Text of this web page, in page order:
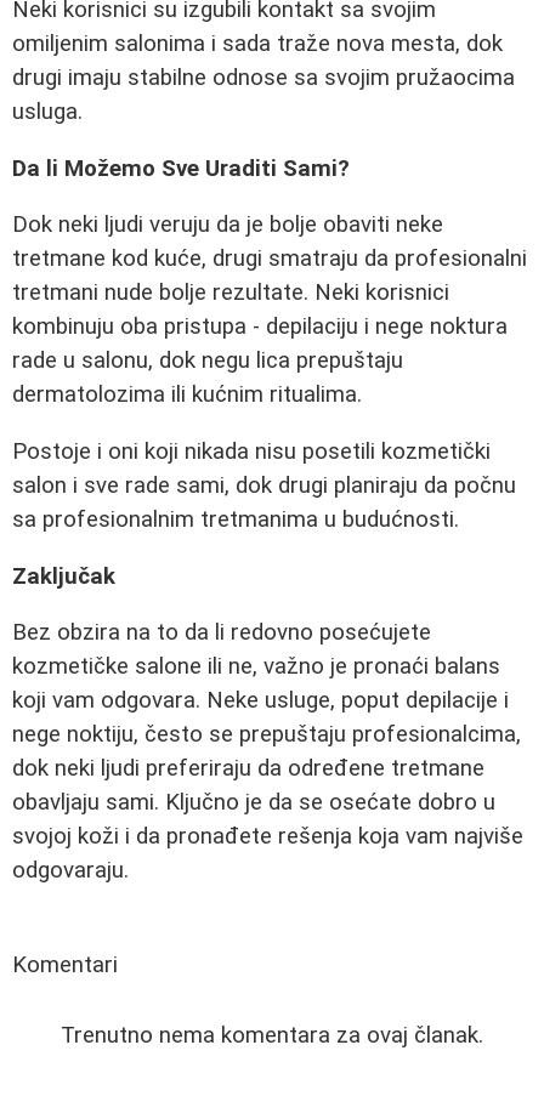
Neki korisnici su izgubili kontakt sa svojim
omiljenim salonima i sada traže nova mesta, dok
drugi imaju stabilne odnose sa svojim pružaocima
usluga.
Da li Možemo Sve Uraditi Sami?
Dok neki ljudi veruju da je bolje obaviti neke
tretmane kod kuće, drugi smatraju da profesionalni
tretmani nude bolje rezultate. Neki korisnici
kombinuju oba pristupa - depilaciju i nege noktura
rade u salonu, dok negu lica prepuštaju
dermatolozima ili kućnim ritualima.
Postoje i oni koji nikada nisu posetili kozmetički
salon i sve rade sami, dok drugi planiraju da počnu
sa profesionalnim tretmanima u budućnosti.
Zaključak
Bez obzira na to da li redovno posećujete
kozmetičke salone ili ne, važno je pronaći balans
koji vam odgovara. Neke usluge, poput depilacije i
nege noktiju, često se prepuštaju profesionalcima,
dok neki ljudi preferiraju da određene tretmane
obavljaju sami. Ključno je da se osećate dobro u
svojoj koži i da pronađete rešenja koja vam najviše
odgovaraju.
Komentari
Trenutno nema komentara za ovaj članak.